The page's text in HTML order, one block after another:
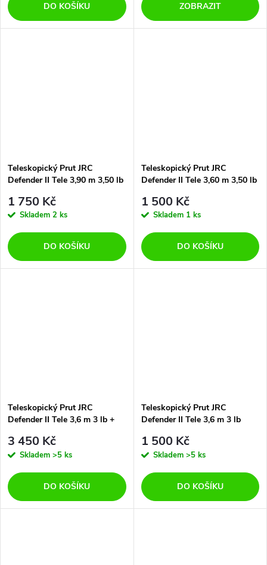
DO KOŠÍKU ZOBRAZIT
Teleskopický Prut JRC
Defender II Tele 3,90 m 3,50 lb
1 750 Kč
Skladem 2 ks
DO KOŠÍKU
Teleskopický Prut JRC
Defender II Tele 3,60 m 3,50 lb
1 500 Kč
Skladem 1 ks
DO KOŠÍKU
Teleskopický Prut JRC
Defender II Tele 3,6 m 3 lb +
3 450 Kč
Skladem >5 ks
DO KOŠÍKU
Teleskopický Prut JRC
Defender II Tele 3,6 m 3 lb
1 500 Kč
Skladem >5 ks
DO KOŠÍKU